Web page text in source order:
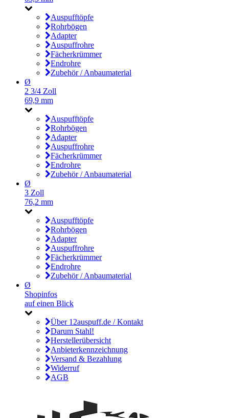
Auspufftöpfe
Rohrbögen
Adapter
Auspuffrohre
Fächerkrümmer
Endrohre
Zubehör / Anbaumaterial
Ø
2 3/4 Zoll
69,9 mm
Auspufftöpfe
Rohrbögen
Adapter
Auspuffrohre
Fächerkrümmer
Endrohre
Zubehör / Anbaumaterial
Ø
3 Zoll
76,2 mm
Auspufftöpfe
Rohrbögen
Adapter
Auspuffrohre
Fächerkrümmer
Endrohre
Zubehör / Anbaumaterial
Ø
Shopinfos
auf einen Blick
Über 12auspuff.de / Kontakt
Darum Stahl!
Herstellerübersicht
Anbieterkennzeichnung
Versand & Bezahlung
Widerruf
AGB